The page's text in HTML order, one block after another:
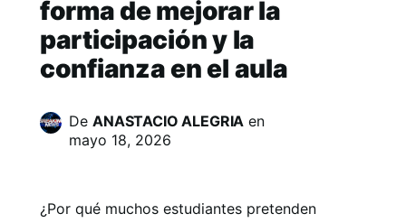
forma de mejorar la
participación y la
confianza en el aula
De ANASTACIO ALEGRIA en
mayo 18, 2026
¿Por qué muchos estudiantes pretenden